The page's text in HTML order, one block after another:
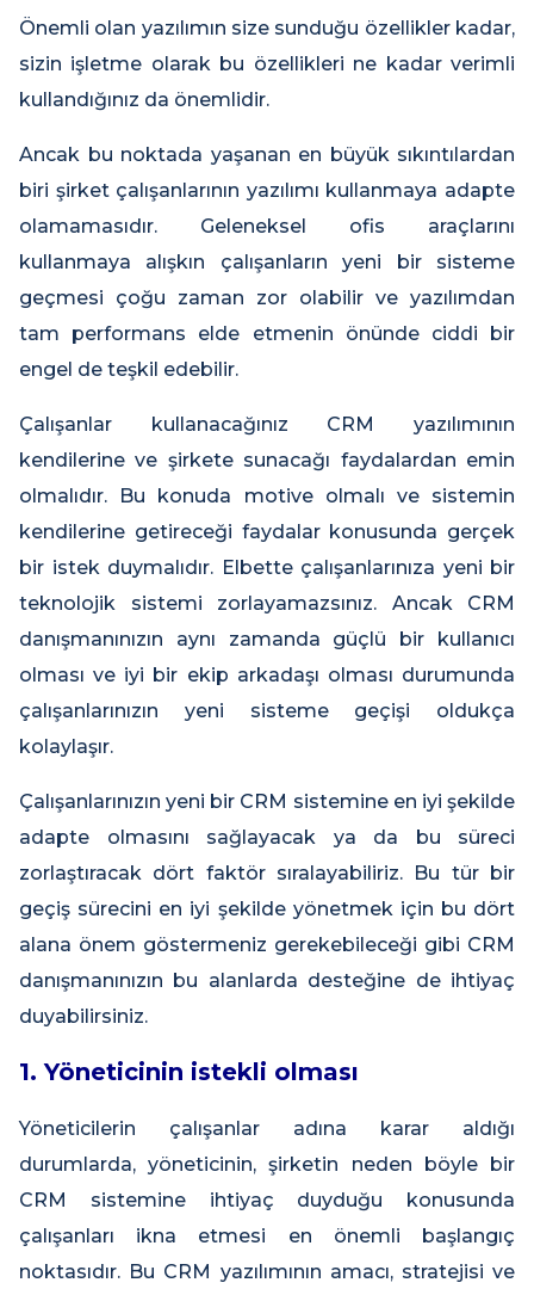
Önemli olan yazılımın size sunduğu özellikler kadar,
sizin işletme olarak bu özellikleri ne kadar verimli
kullandığınız da önemlidir.
Ancak bu noktada yaşanan en büyük sıkıntılardan
biri şirket çalışanlarının yazılımı kullanmaya adapte
olamamasıdır. Geleneksel ofis araçlarını
kullanmaya alışkın çalışanların yeni bir sisteme
geçmesi çoğu zaman zor olabilir ve yazılımdan
tam performans elde etmenin önünde ciddi bir
engel de teşkil edebilir.
Çalışanlar kullanacağınız CRM yazılımının
kendilerine ve şirkete sunacağı faydalardan emin
olmalıdır. Bu konuda motive olmalı ve sistemin
kendilerine getireceği faydalar konusunda gerçek
bir istek duymalıdır. Elbette çalışanlarınıza yeni bir
teknolojik sistemi zorlayamazsınız. Ancak CRM
danışmanınızın aynı zamanda güçlü bir kullanıcı
olması ve iyi bir ekip arkadaşı olması durumunda
çalışanlarınızın yeni sisteme geçişi oldukça
kolaylaşır.
Çalışanlarınızın yeni bir CRM sistemine en iyi şekilde
adapte olmasını sağlayacak ya da bu süreci
zorlaştıracak dört faktör sıralayabiliriz. Bu tür bir
geçiş sürecini en iyi şekilde yönetmek için bu dört
alana önem göstermeniz gerekebileceği gibi CRM
danışmanınızın bu alanlarda desteğine de ihtiyaç
duyabilirsiniz.
1. Yöneticinin istekli olması
Yöneticilerin çalışanlar adına karar aldığı
durumlarda, yöneticinin, şirketin neden böyle bir
CRM sistemine ihtiyaç duyduğu konusunda
çalışanları ikna etmesi en önemli başlangıç
noktasıdır. Bu CRM yazılımının amacı, stratejisi ve